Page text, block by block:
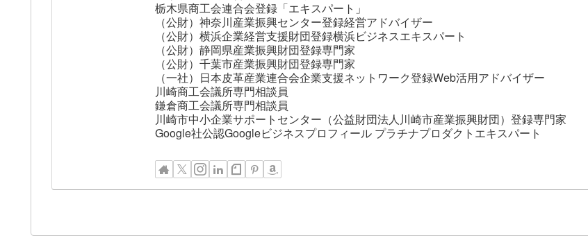
栃木県商工会連合会登録「エキスパート」
（公財）神奈川産業振興センター登録経営アドバイザー
（公財）横浜企業経営支援財団登録横浜ビジネスエキスパート
（公財）静岡県産業振興財団登録専門家
（公財）千葉市産業振興財団登録専門家
（一社）日本皮革産業連合会企業支援ネットワーク登録Web活用アドバイザー
川崎商工会議所専門相談員
鎌倉商工会議所専門相談員
川崎市中小企業サポートセンター（公益財団法人川崎市産業振興財団）登録専門家
Google社公認Googleビジネスプロフィール プラチナプロダクトエキスパート